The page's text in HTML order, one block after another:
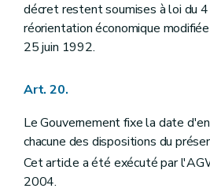
décret restent soumises à loi du
réorientation économique
25 juin 1992.
Art. 20.
Le Gouvernement fixe la date
chacune des dispositions du
Cet article a été exécuté par
2004.